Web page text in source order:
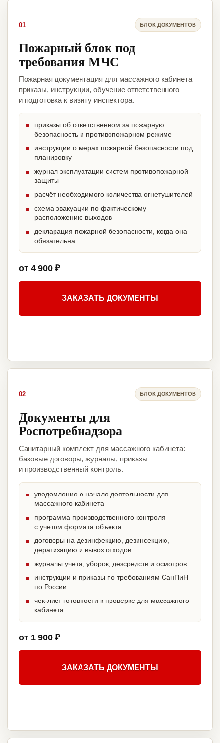
01 БЛОК ДОКУМЕНТОВ
Пожарный блок под
требования МЧС
Пожарная документация для массажного кабинета:
приказы, инструкции, обучение ответственного
и подготовка к визиту инспектора.
приказы об ответственном за пожарную
безопасность и противопожарном режиме
инструкции о мерах пожарной безопасности под
планировку
журнал эксплуатации систем противопожарной
защиты
расчёт необходимого количества огнетушителей
схема эвакуации по фактическому
расположению выходов
декларация пожарной безопасности, когда она
обязательна
от 4 900 ₽
ЗАКАЗАТЬ ДОКУМЕНТЫ
02 БЛОК ДОКУМЕНТОВ
Документы для
Роспотребнадзора
Санитарный комплект для массажного кабинета:
базовые договоры, журналы, приказы
и производственный контроль.
уведомление о начале деятельности для
массажного кабинета
программа производственного контроля
с учетом формата объекта
договоры на дезинфекцию, дезинсекцию,
дератизацию и вывоз отходов
журналы учета, уборок, дезсредств и осмотров
инструкции и приказы по требованиям СанПиН
по России
чек-лист готовности к проверке для массажного
кабинета
от 1 900 ₽
ЗАКАЗАТЬ ДОКУМЕНТЫ